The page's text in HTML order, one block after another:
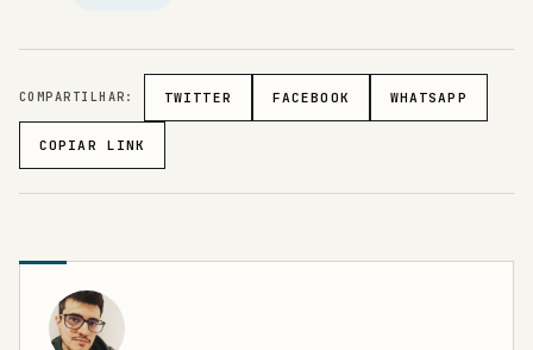
COMPARTILHAR: TWITTER FACEBOOK WHATSAPP
COPIAR LINK